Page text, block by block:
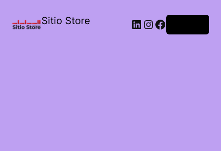
Sitio Store